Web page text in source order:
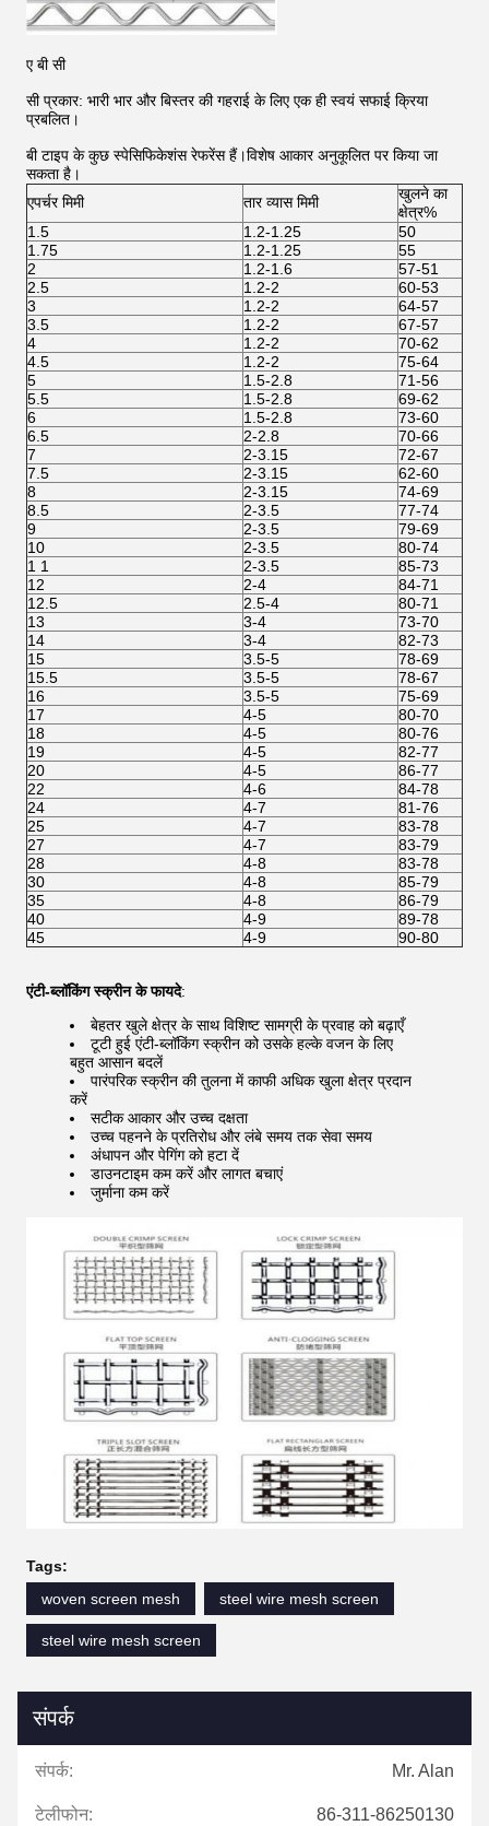
ए बी सी
सी प्रकार: भारी भार और बिस्तर की गहराई के लिए एक ही स्वयं सफाई क्रिया
प्रबलित।
बी टाइप के कुछ स्पेसिफिकेशंस रेफरेंस हैं।विशेष आकार अनुकूलित पर किया जा
सकता है।
एपर्चर मिमी
तार व्यास मिमी
खुलने का
क्षेत्र%
1.5
1.2-1.25
50
1.75
1.2-1.25
55
2
1.2-1.6
57-51
2.5
1.2-2
60-53
3
1.2-2
64-57
3.5
1.2-2
67-57
4
1.2-2
70-62
4.5
1.2-2
75-64
5
1.5-2.8
71-56
5.5
1.5-2.8
69-62
6
1.5-2.8
73-60
6.5
2-2.8
70-66
7
2-3.15
72-67
7.5
2-3.15
62-60
8
2-3.15
74-69
8.5
2-3.5
77-74
9
2-3.5
79-69
10
2-3.5
80-74
1 1
2-3.5
85-73
12
2-4
84-71
12.5
2.5-4
80-71
13
3-4
73-70
14
3-4
82-73
15
3.5-5
78-69
15.5
3.5-5
78-67
16
3.5-5
75-69
17
4-5
80-70
18
4-5
80-76
19
4-5
82-77
20
4-5
86-77
22
4-6
84-78
24
4-7
81-76
25
4-7
83-78
27
4-7
83-79
28
4-8
83-78
30
4-8
85-79
35
4-8
86-79
40
4-9
89-78
45
4-9 90-80
एंटी-ब्लॉकिंग स्क्रीन के फायदे:
बेहतर खुले क्षेत्र के साथ विशिष्ट सामग्री के प्रवाह को बढ़ाएँ
टूटी हुई एंटी-ब्लॉकिंग स्क्रीन को उसके हल्के वजन के लिए
बहुत आसान बदलें
पारंपरिक स्क्रीन की तुलना में काफी अधिक खुला क्षेत्र प्रदान
करें
सटीक आकार और उच्च दक्षता
उच्च पहनने के प्रतिरोध और लंबे समय तक सेवा समय
अंधापन और पेगिंग को हटा दें
डाउनटाइम कम करें और लागत बचाएं
जुर्माना कम करें
Tags:
woven screen mesh
steel wire mesh screen
steel wire mesh screen
संपर्क
संपर्क: Mr. Alan
टेलीफोन: 86-311-86250130